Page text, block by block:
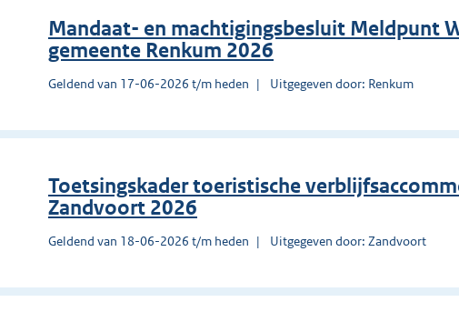
Mandaat- en machtigingsbesluit Meldpunt
gemeente Renkum 2026
Geldend van 17-06-2026 t/m heden Uitgegeven door: Renkum
Toetsingskader toeristische
Zandvoort 2026
Geldend van 18-06-2026 t/m heden Uitgegeven door: Zandvoort